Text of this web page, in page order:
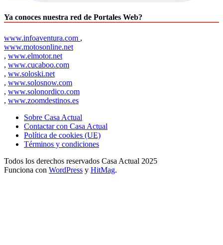
Ya conoces nuestra red de Portales Web?
www.infoaventura.com ,
www.motosonline.net
, www.elmotor.net
, www.cucaboo.com
, ww.soloski.net
, www.solosnow.com
, www.solonordico.com
, www.zoomdestinos.es
Sobre Casa Actual
Contactar con Casa Actual
Política de cookies (UE)
Términos y condiciones
Todos los derechos reservados Casa Actual 2025
Funciona con WordPress y HitMag.